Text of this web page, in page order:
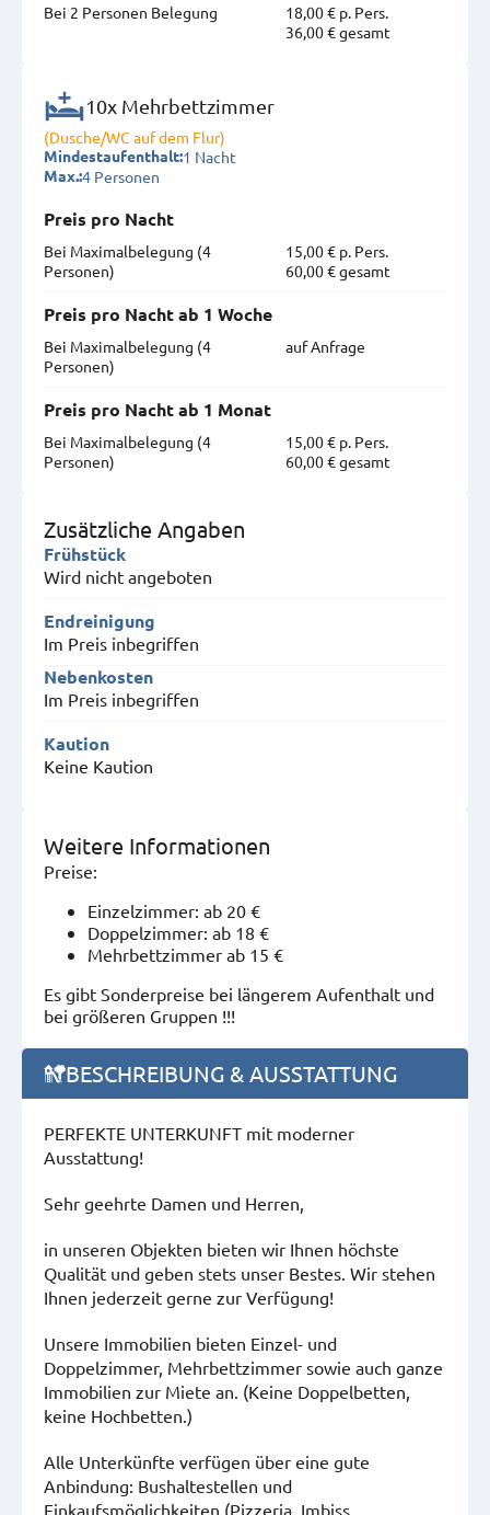
Bei 2 Personen Belegung
18,00 € p. Pers.
36,00 € gesamt
10x Mehrbettzimmer
(Dusche/WC auf dem Flur)
Mindestaufenthalt:1 Nacht
Max.:4 Personen
Preis pro Nacht
Bei Maximal­belegung (4
Personen)
15,00 € p. Pers.
60,00 € gesamt
Preis pro Nacht ab 1 Woche
Bei Maximal­belegung (4
Personen)
auf Anfrage
Preis pro Nacht ab 1 Monat
Bei Maximal­belegung (4
Personen)
15,00 € p. Pers.
60,00 € gesamt
Zusätzliche Angaben
Frühstück
Wird nicht angeboten
Endreinigung
Im Preis inbegriffen
Nebenkosten
Im Preis inbegriffen
Kaution
Keine Kaution
Weitere Informationen
Preise:
Einzelzimmer: ab 20 €
Doppelzimmer: ab 18 €
Mehrbettzimmer ab 15 €
Es gibt Sonderpreise bei längerem Aufenthalt und
bei größeren Gruppen !!!
BESCHREIBUNG & AUSSTATTUNG
PERFEKTE UNTERKUNFT mit moderner
Ausstattung!
Sehr geehrte Damen und Herren,
in unseren Objekten bieten wir Ihnen höchste
Qualität und geben stets unser Bestes. Wir stehen
Ihnen jederzeit gerne zur Verfügung!
Unsere Immobilien bieten Einzel- und
Doppelzimmer, Mehrbettzimmer sowie auch ganze
Immobilien zur Miete an. (Keine Doppelbetten,
keine Hochbetten.)
Alle Unterkünfte verfügen über eine gute
Anbindung: Bushaltestellen und
Einkaufsmöglichkeiten (Pizzeria, Imbiss,